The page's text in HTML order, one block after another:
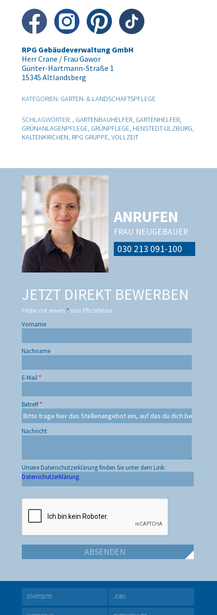
RPG Gebäudeverwaltung GmbH
Herr Crane / Frau Gawor
Günter-Hartmann-Straße 1
15345 Altlandsberg
KATEGORIEN: GARTEN- & LANDSCHAFTSPFLEGE
SCHLAGWÖRTER: , GARTENBAUHELFER, GARTENHELFER,
GRÜNANLAGENPFLEGE, GRÜNPFLEGE, HENSTEDT-ULZBURG,
KALTENKIRCHEN, RPG GRUPPE, VOLLZEIT
ANRUFEN
FRAU NEUGEBAUER
030 213 091-100
JETZT DIREKT BEWERBEN
Felder mit einem *sind Pflichtfelder
Vorname
Nachname
E-Mail *
Betreff*
Nachricht
Unsere Datenschutzerklärung finden Sie unter dem Link:
Datenschutzerklärung.
STARTSEITE JOBS